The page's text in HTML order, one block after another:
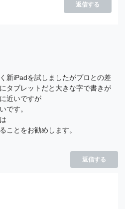
返信する
新iPadを試しましたがプロとの差
タブレットだと大きな字で書きが
近いですが
です。
ことをお勧めします。
返信する